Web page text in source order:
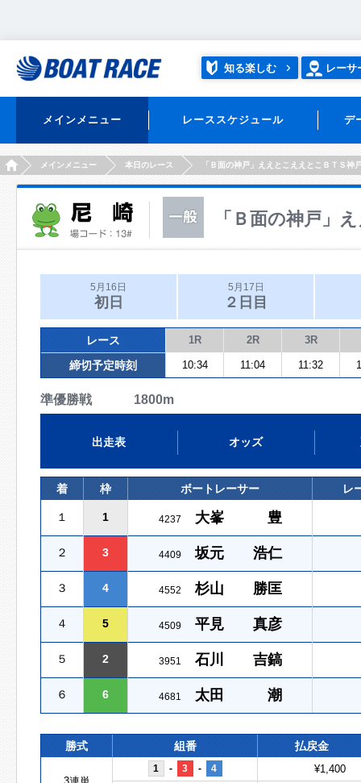
知る楽しむ レーサ
メインメニュー レーススケジュール デ
HOMEメインメニュー 本日のレース 「Ｂ面の神戸」ええとこええとこＢＴＳ神
「Ｂ面の神戸」
5月16日
初日
5月17日
２日目
レース 1R 2R 3R
締切予定時刻 10:34 11:04 11:32
準優勝戦 1800m
出走表 オッズ
着 枠 ボートレーサー レ
１ 1 4237 大峯 豊
２ 3 4409 坂元 浩仁
３ 4 4552 杉山 勝匡
４ 5 4509 平見 真彦
５ 2 3951 石川 吉鎬
６ 6 4681 太田 潮
勝式 組番 払戻金
1 - 3 - 4 ¥1,400